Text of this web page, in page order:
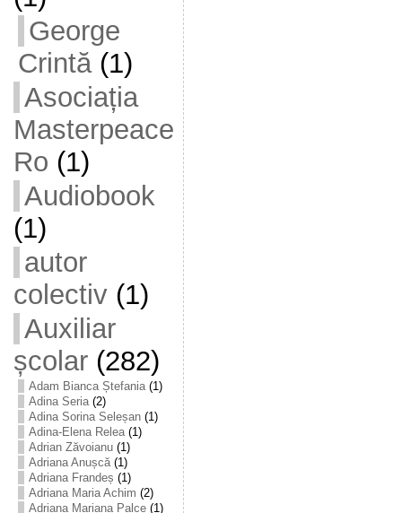
George
Crintă(1)
Asociația
Masterpeace
Ro (1)
Audiobook
(1)
autor
colectiv(1)
Auxiliar
școlar(282)
Adam Bianca Ștefania(1)
Adina Seria(2)
Adina Sorina Seleșan(1)
Adina-Elena Relea(1)
Adrian Zăvoianu(1)
Adriana Anușcă(1)
Adriana Frandeș (1)
Adriana Maria Achim (2)
Adriana Mariana Palce(1)